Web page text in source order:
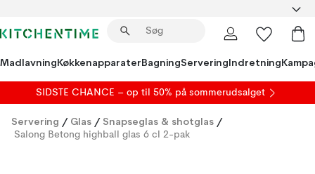
MadlavningKøkkenapparaterBagningServeringIndretning
SIDSTE CHANCE – op til 50% på sommerudsalget
Servering / Glas / Snapseglas & shotglas /
Salong Betong highball glas 6 cl 2-pak